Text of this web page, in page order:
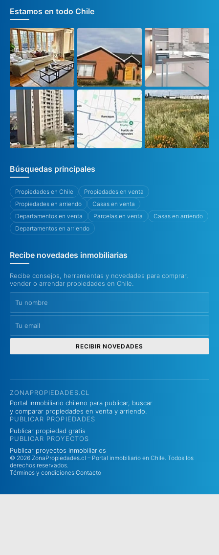
Estamos en todo Chile
Búsquedas principales
Propiedades en Chile
Propiedades en venta
Propiedades en arriendo
Casas en venta
Departamentos en venta
Parcelas en venta
Casas en arriendo
Departamentos en arriendo
Recibe novedades inmobiliarias
Recibe consejos, herramientas y novedades para comprar,
vender o arrendar propiedades en Chile.
RECIBIR NOVEDADES
ZONAPROPIEDADES.CL
Portal inmobiliario chileno para publicar, buscar
y comparar propiedades en venta y arriendo.
PUBLICAR PROPIEDADES
Publicar propiedad gratis
PUBLICAR PROYECTOS
Publicar proyectos inmobiliarios
© 2026 ZonaPropiedades.cl – Portal inmobiliario en Chile. Todos los
derechos reservados.
Términos y condiciones·Contacto